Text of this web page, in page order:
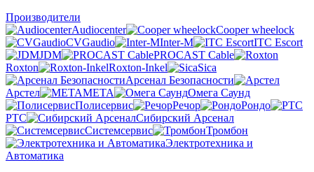
Производители
Audiocenter
Cooper wheelock
CVGaudio
Inter-M
ITC Escort
JDM
PROCAST Cable
Roxton
Roxton-Inkel
Sica
Арсенал Безопасности
Арстел
МЕТА
Омега Саунд
Полисервис
Речор
Рондо
РТС
Сибирский Арсенал
Системсервис
Тромбон
Электротехника и
Автоматика